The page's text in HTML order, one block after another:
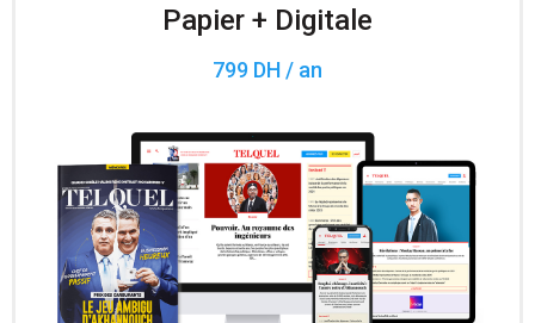
Papier + Digitale
799 DH / an